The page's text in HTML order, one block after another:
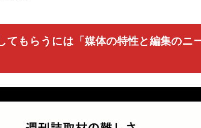
てもらうには「媒体の特性と編集のニ